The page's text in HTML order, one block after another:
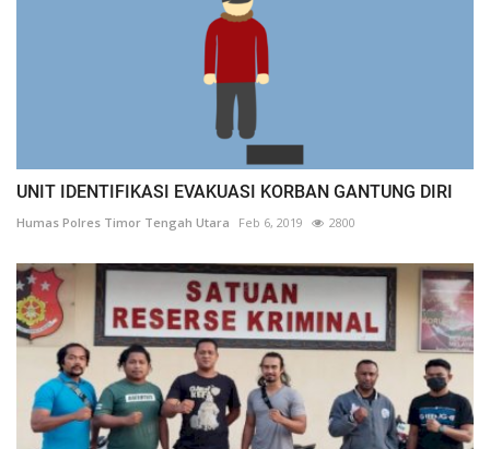
UNIT IDENTIFIKASI EVAKUASI KORBAN GANTUNG DIRI
Humas Polres Timor Tengah Utara Feb 6, 2019 2800